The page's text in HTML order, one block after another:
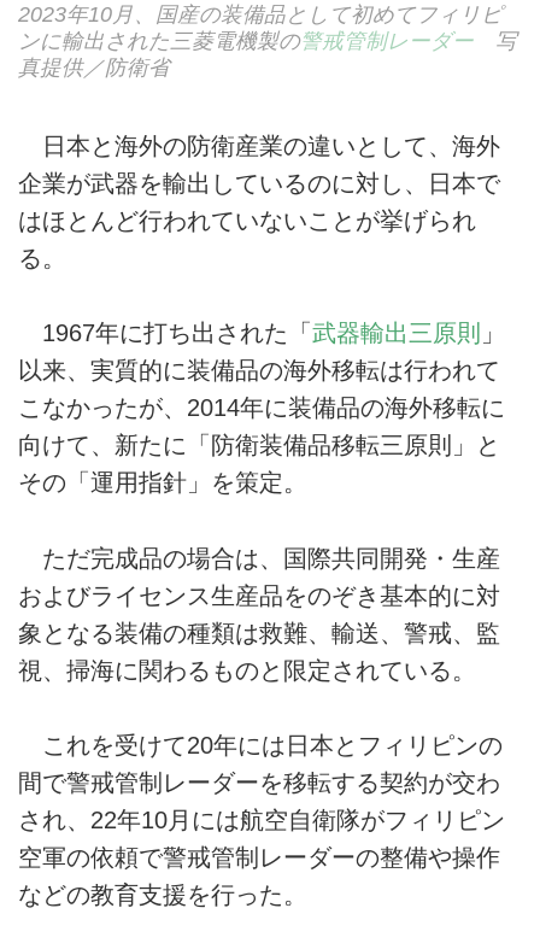
2023年10月、国産の装備品として初めてフィリピ
ンに輸出された三菱電機製の警戒管制レーダー 写
真提供／防衛省
日本と海外の防衛産業の違いとして、海外
企業が武器を輸出しているのに対し、日本で
はほとんど行われていないことが挙げられ
る。
1967年に打ち出された「 武器輸出三原則 」
以来、実質的に装備品の海外移転は行われて
こなかったが、2014年に装備品の海外移転に
向けて、新たに「防衛装備品移転三原則」と
その「運用指針」を策定。
ただ完成品の場合は、国際共同開発・生産
およびライセンス生産品をのぞき基本的に対
象となる装備の種類は救難、輸送、警戒、監
視、掃海に関わるものと限定されている。
これを受けて20年には日本とフィリピンの
間で警戒管制レーダーを移転する契約が交わ
され、22年10月には航空自衛隊がフィリピン
空軍の依頼で警戒管制レーダーの整備や操作
などの教育支援を行った。